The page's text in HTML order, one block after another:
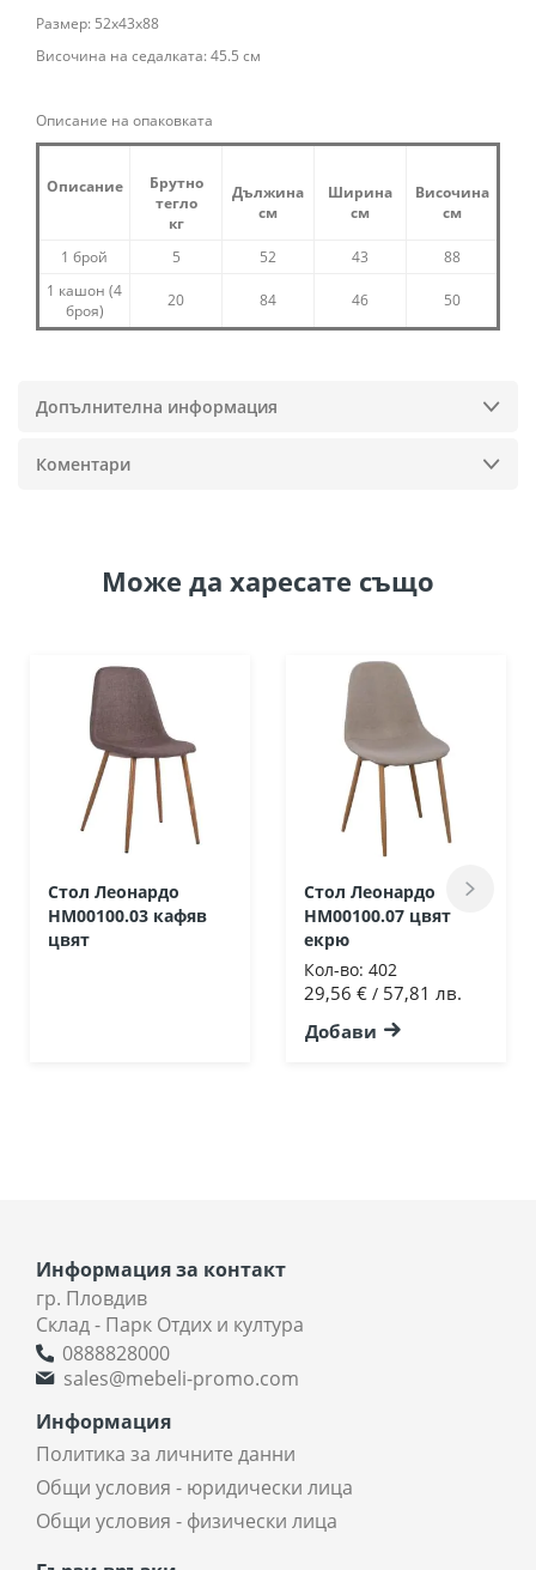
Размер: 52x43x88
Височина на седалката: 45.5 см
Описание на опаковката
Описание
Брутно
тегло
кг
Дължина
см
Ширина
см
Височина
см
1 брой 5 52 43
88
1 кашон (4
броя)
20 84 46 50
Допълнителна информация
Коментари
Може да харесате също
Стол Леонардо
HM00100.03 кафяв
цвят
Стол Леонардо
HM00100.07 цвят
екрю
Кол-во: 402
29,56 € / 57,81 лв.
Добави
Информация за контакт
гр. Пловдив
Склад - Парк Отдих и култура
0888828000
sales@mebeli-promo.com
Информация
Политика за личните данни
Общи условия - юридически лица
Общи условия - физически лица